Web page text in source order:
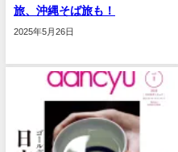
旅、沖縄そば旅も！
2025年5月26日